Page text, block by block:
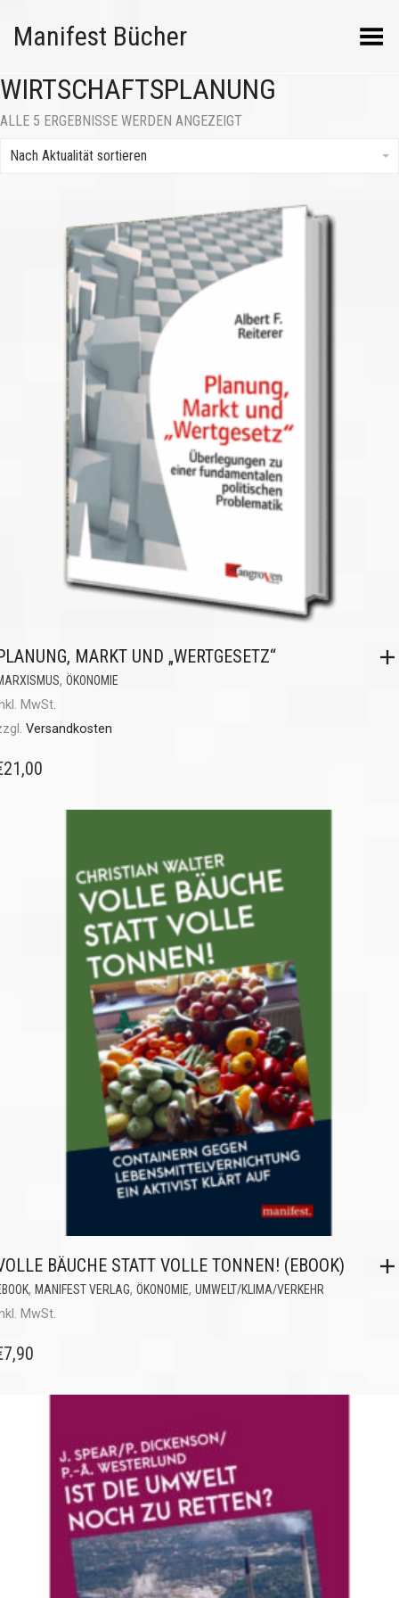
Manifest Bücher Menü umschalten
WIRTSCHAFTSPLANUNG
ALLE 5 ERGEBNISSE WERDEN ANGEZEIGT
Nach Aktualität sortieren
MARKT UND „WERTGESETZ“
, ÖKONOMIE
MwSt.
Versandkosten
21,00
BÄUCHE STATT VOLLE TONNEN! (EBOOK)
, MANIFEST VERLAG, ÖKONOMIE, UMWELT/KLIMA/VERKEHR
MwSt.
7,90